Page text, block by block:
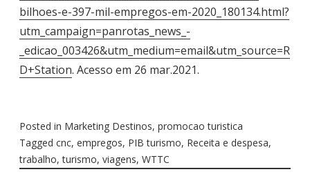
bilhoes-e-397-mil-empregos-em-2020_180134.html?
utm_campaign=panrotas_news_-
_edicao_003426&utm_medium=email&utm_source=R
D+Station. Acesso em 26 mar.2021.
Posted in Marketing Destinos, promocao turistica
Tagged cnc, empregos, PIB turismo, Receita e despesa,
trabalho,turismo, viagens, WTTC